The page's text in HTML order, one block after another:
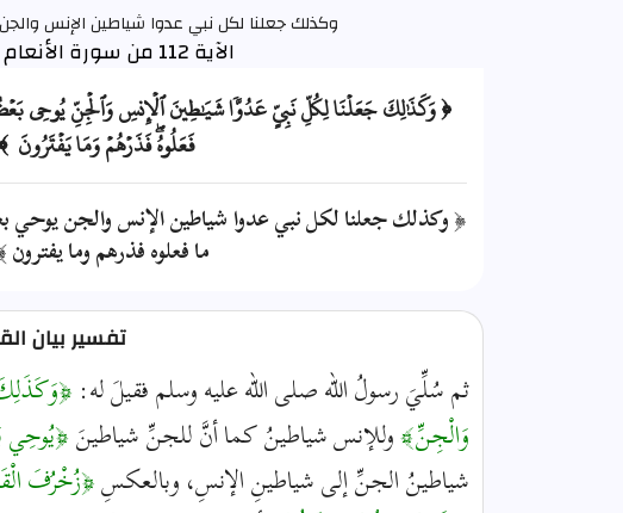
وكذلك جعلنا لكل نبي عدوا شياطين الإنس
الآية 112 من سورة الأنعام
﴿ وَكَذَٰلِكَ جَعَلۡنَا لِكُلِّ نَبِيٍّ عَدُوّٗا شَيَٰطِينَ ٱلۡإِنسِ وَٱلۡجِنِّ يُوحِي
فَعَلُوهُۖ فَذَرۡهُمۡ وَمَا يَفۡتَرُونَ ﴾
﴿ وكذلك جعلنا لكل نبي عدوا شياطين الإنس والجن
ما فعلوه فذرهم وما يفترون ﴾
تفسير بيان
ثم سُلِّيَ رسولُ الله صلى الله عليه وسلم فقيلَ له:
وَالْجِنِّ﴾وللإنس شياطينُ كما أنَّ للجنِّ شياطينَ
شياطينُ الجنِّ إلى شياطينِ الإنسِ، وبالعكسِ﴿زُخْرُفَ